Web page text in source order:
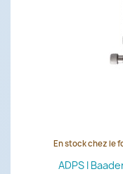
En stock chez le
ADPS I